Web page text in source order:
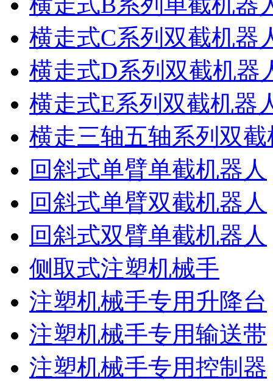
横走式C系列双截机器
横走式D系列双截机器
横走式E系列双截机器
横走三轴五轴系列双
回斜式单臂单截机器人
回斜式单臂双截机器人
回斜式双臂单截机器人
侧取式注塑机械手
注塑机械手专用升降台
注塑机械手专用输送带
注塑机械手专用控制器